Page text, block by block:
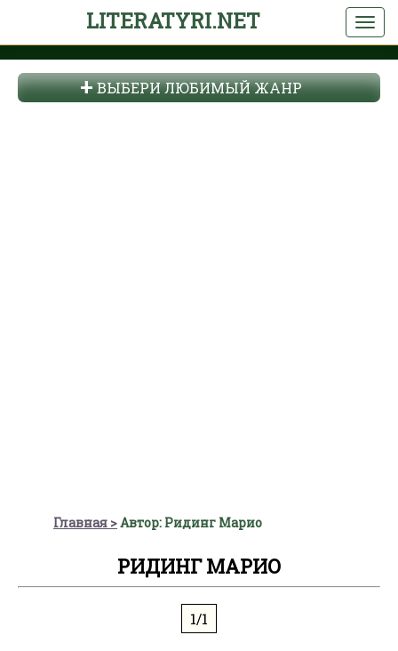
LITERATYRI.NET
ВЫБЕРИ ЛЮБИМЫЙ ЖАНР
Главная Автор: Ридинг Марио
РИДИНГ МАРИО
1/1